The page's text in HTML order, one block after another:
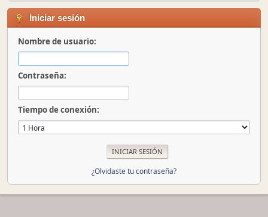
Iniciar sesión
Nombre de usuario:
Contraseña:
Tiempo de conexión:
¿Olvidaste tu contraseña?